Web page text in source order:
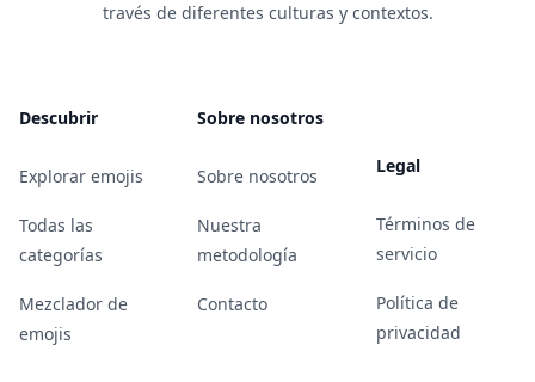
través de diferentes culturas y contextos.
Descubrir
Explorar emojis
Todas las
categorías
Mezclador de
emojis
Sobre nosotros
Sobre nosotros
Nuestra
metodología
Contacto
Legal
Términos de
servicio
Política de
privacidad